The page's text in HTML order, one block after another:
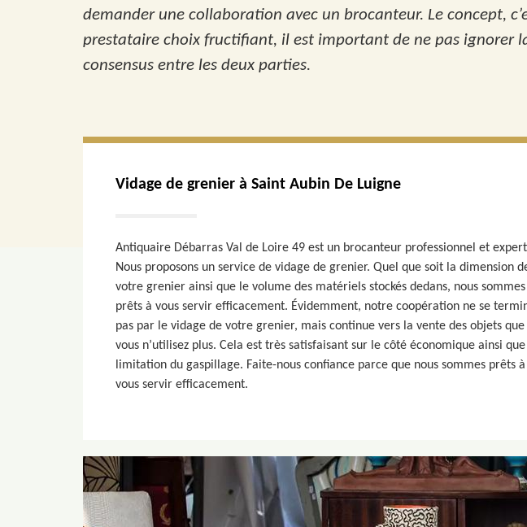
demander une collaboration avec un brocanteur. Le concept,
prestataire choix fructifiant, il est important de ne pas ignorer
consensus entre les deux parties.
Vidage de grenier à Saint Aubin De Luigne
Antiquaire Débarras Val de Loire 49 est un brocanteur professionnel et
Nous proposons un service de vidage de grenier. Quel que soit la dimension
votre grenier ainsi que le volume des matériels stockés dedans, nous sommes
prêts à vous servir efficacement. Évidemment, notre coopération ne se
pas par le vidage de votre grenier, mais continue vers la vente des objets que
vous n’utilisez plus. Cela est très satisfaisant sur le côté économique ainsi
limitation du gaspillage. Faite-nous confiance parce que nous sommes prêts à
vous servir efficacement.